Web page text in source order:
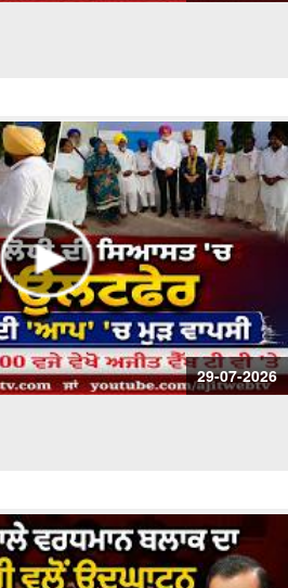
29-07-2026